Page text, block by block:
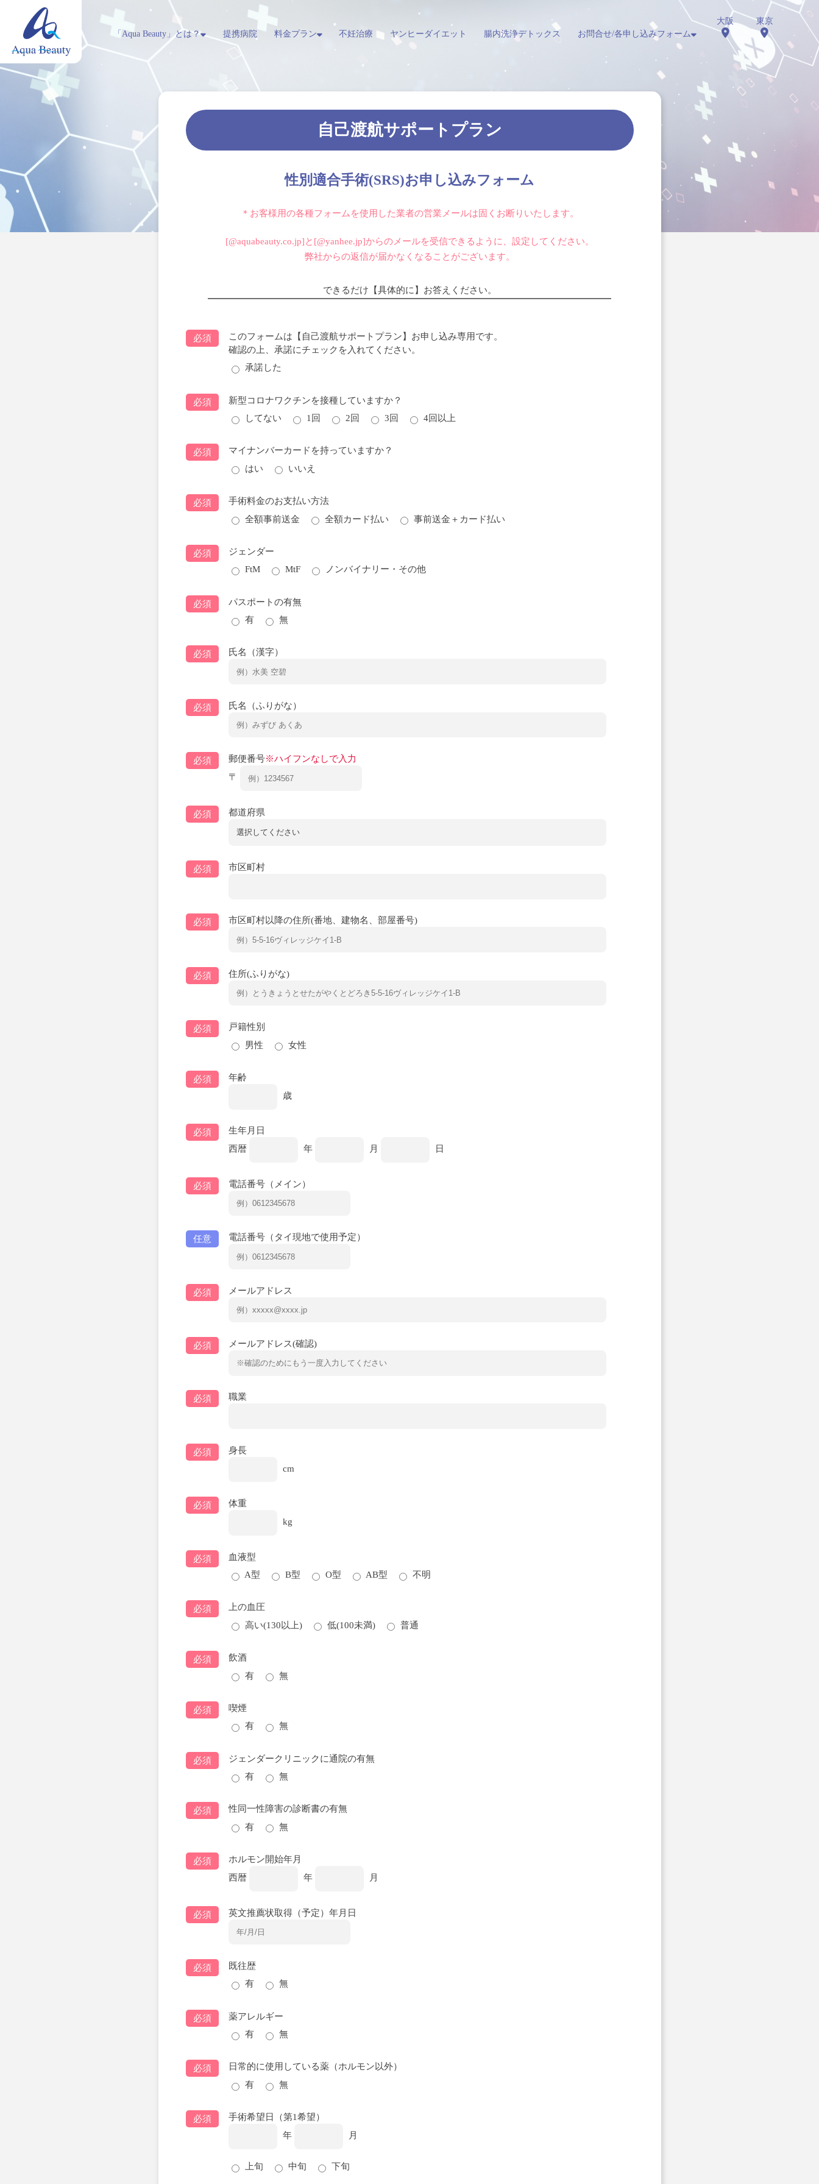
「Aqua Beauty」とは？ 提携病院 料金プラン 不妊治療 ヤンヒーダイエット 腸内洗浄デトックス お問合せ/各申し込みフォーム
大阪 東京
自己渡航サポートプラン
性別適合手術(SRS)お申し込みフォーム
＊お客様用の各種フォームを使用した業者の営業メールは固くお断りいたします。
[@aquabeauty.co.jp]と[@yanhee.jp]からのメールを受信できるように、設定してください。
弊社からの返信が届かなくなることがございます。
できるだけ【具体的に】 お答えください。
必須
このフォームは【自己渡航サポートプラン】お申し込み専用です。
確認の上、承諾にチェックを入れてください。
承諾した
必須
新型コロナワクチンを接種していますか？
してない
1回 2回 3回 4回以上
必須
マイナンバーカードを持っていますか？
はい
いいえ
必須
手術料金のお支払い方法
全額事前送金
全額カード払い 事前送金＋カード払い
必須
ジェンダー
FtM
MtF ノンバイナリー・その他
必須
パスポートの有無
有
無
必須 氏名（漢字）
必須 氏名（ふりがな）
必須 郵便番号※ハイフンなしで入力
〒
必須 都道府県
必須 市区町村
必須 市区町村以降の住所(番地、建物名、部屋番号)
必須 住所(ふりがな)
必須
戸籍性別
男性
女性
必須
年齢
歳
必須
生年月日
西暦
年 月 日
必須 電話番号（メイン）
任意 電話番号（タイ現地で使用予定）
必須 メールアドレス
必須 メールアドレス(確認)
必須 職業
必須
身長
cm
必須
体重
kg
必須
血液型
A型
B型 O型 AB型 不明
必須
上の血圧
高い(130以上)
低(100未満) 普通
必須
飲酒
有
無
必須
喫煙
有
無
必須
ジェンダークリニックに通院の有無
有
無
必須
性同一性障害の診断書の有無
有
無
必須
ホルモン開始年月
西暦
年 月
必須 英文推薦状取得（予定）年月日
必須
既往歴
有
無
必須
薬アレルギー
有
無
必須
日常的に使用している薬（ホルモン以外）
有
無
必須
手術希望日（第1希望）
年
月
上旬 中旬 下旬